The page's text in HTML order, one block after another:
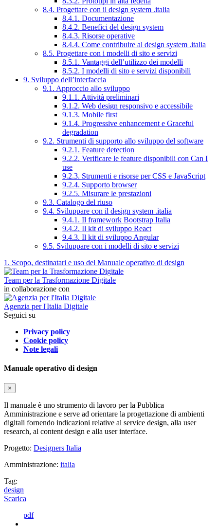
8.4. Progettare con il design system .italia
8.4.1. Documentazione
8.4.2. Benefici del design system
8.4.3. Risorse operative
8.4.4. Come contribuire al design system .italia
8.5. Progettare con i modelli di sito e servizi
8.5.1. Vantaggi dell’utilizzo dei modelli
8.5.2. I modelli di sito e servizi disponibili
9. Sviluppo dell’interfaccia
9.1. Approccio allo sviluppo
9.1.1. Attività preliminari
9.1.2. Web design responsivo e accessibile
9.1.3. Mobile first
9.1.4. Progressive enhancement e Graceful
degradation
9.2. Strumenti di supporto allo sviluppo del software
9.2.1. Feature detection
9.2.2. Verificare le feature disponibili con Can I
use
9.2.3. Strumenti e risorse per CSS e JavaScript
9.2.4. Supporto browser
9.2.5. Misurare le prestazioni
9.3. Catalogo del riuso
9.4. Sviluppare con il design system .italia
9.4.1. Il framework Bootstrap Italia
9.4.2. Il kit di sviluppo React
9.4.3. Il kit di sviluppo Angular
9.5. Sviluppare con i modelli di sito e servizi
1. Scopo, destinatari e uso del Manuale operativo di design
Team per la Trasformazione Digitale
in collaborazione con
Agenzia per l'Italia Digitale
Seguici su
Privacy policy
Cookie policy
Note legali
Manuale operativo di design
×
Il manuale è uno strumento di lavoro per la Pubblica
Amministrazione e serve ad orientare la progettazione di ambienti
digitali fornendo indicazioni relative al service design, alla user
research, al content design e alla user interface.
Progetto: Designers Italia
Amministrazione: italia
Tag:
design
Scarica
pdf